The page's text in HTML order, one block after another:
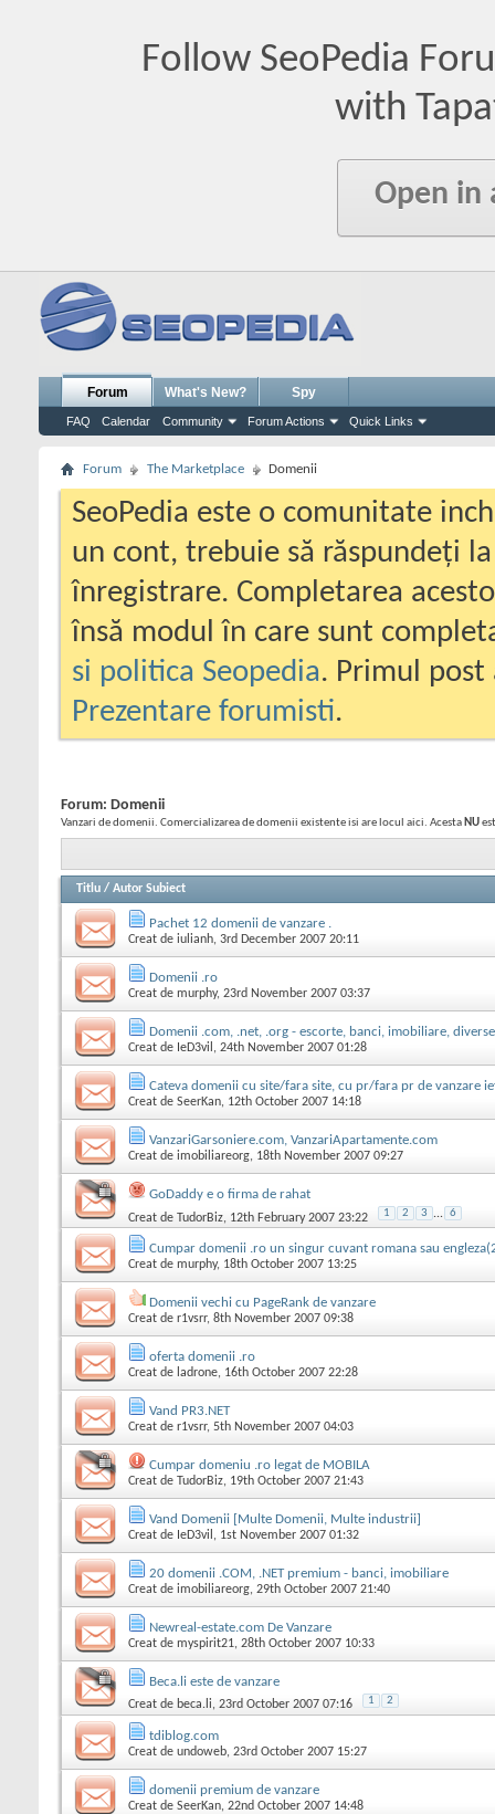
Follow SeoPedia
with
Open in
Forum
FAQ Calendar Community Forum Actions Quick Links
What's New? Spy
Forum The Marketplace Domenii
SeoPedia este o comunitate
un cont, trebuie să răspundeți
înregistrare. Completarea
însă modul în care sunt
si politica Seopedia. Primul
Prezentare forumisti.
Forum: Domenii
Vanzari de domenii. Comercializarea de domenii existente isi are locul aici. Acesta NU
Titlu / Autor Subiect
Pachet 12 domenii de vanzare .
Creat de iulianh, 3rd December 2007 20:11
Domenii .ro
Creat de murphy, 23rd November 2007 03:37
Domenii .com, .net, .org - escorte, banci, imobiliare, diverse
Creat de IeD3vil , 24th November 2007 01:28
Cateva domenii cu site/fara site, cu pr/fara pr de vanzare
Creat de SeerKan, 12th October 2007 14:18
VanzariGarsoniere.com, VanzariApartamente.com
Creat de imobiliareorg, 18th November 2007 09:27
GoDaddy e o firma de rahat
Creat de TudorBiz, 12th February 2007 23:22 1 2 3 ... 6
Cumpar domenii .ro un singur cuvant romana sau
Creat de murphy, 18th October 2007 13:25
Domenii vechi cu PageRank de vanzare
Creat de r1vsrr, 8th November 2007 09:38
oferta domenii .ro
Creat de ladrone, 16th October 2007 22:28
Vand PR3.NET
Creat de r1vsrr, 5th November 2007 04:03
Cumpar domeniu .ro legat de MOBILA
Creat de TudorBiz, 19th October 2007 21:43
Vand Domenii [Multe Domenii, Multe industrii]
Creat de IeD3vil , 1st November 2007 01:32
20 domenii .COM, .NET premium - banci, imobiliare
Creat de imobiliareorg, 29th October 2007 21:40
Newreal-estate.com De Vanzare
Creat de myspirit21, 28th October 2007 10:33
Beca.li este de vanzare
Creat de beca.li, 23rd October 2007 07:16 1 2
tdiblog.com
Creat de undoweb, 23rd October 2007 15:27
domenii premium de vanzare
Creat de SeerKan, 22nd October 2007 14:48